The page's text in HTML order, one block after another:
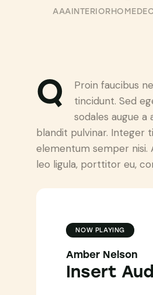
Q
Proin faucibus
tincidunt. Sed
sodales augue a
blandit pulvinar. Integer
elementum semper nisi.
leo ligula, porttitor eu,
NOW PLAYING
Amber Nelson
Insert